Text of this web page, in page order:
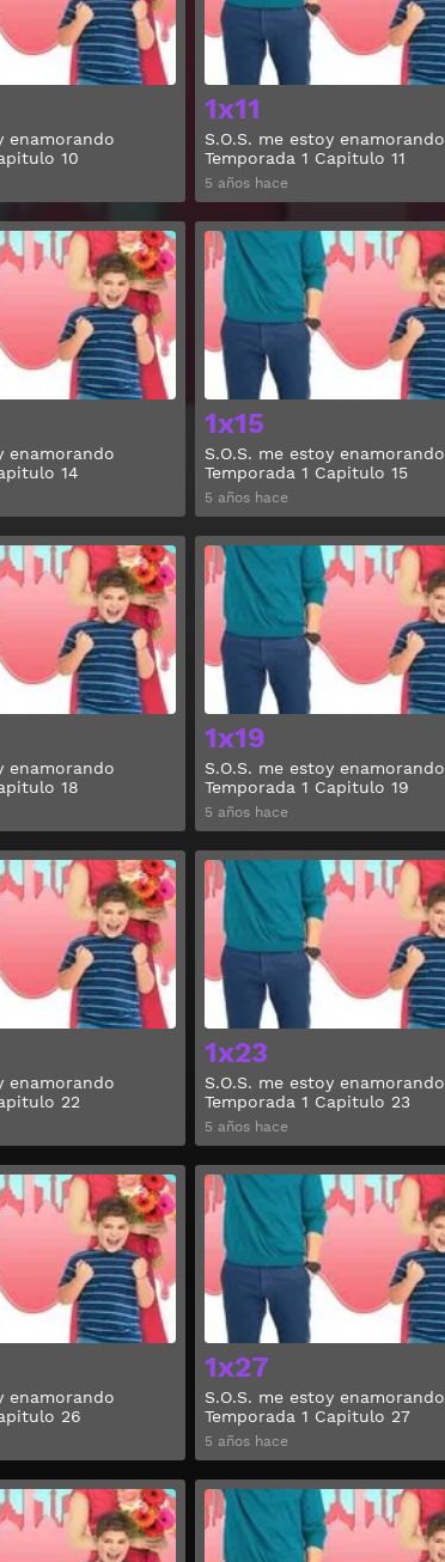
enamorando
10
1x11
S.O.S. me estoy enamorando
Temporada 1 Capitulo 11
5 años hace
enamorando
14
Ver
1x15
S.O.S. me estoy enamorando
Temporada 1 Capitulo 15
5 años hace
enamorando
18
Ver
1x19
S.O.S. me estoy enamorando
Temporada 1 Capitulo 19
5 años hace
enamorando
22
Ver
1x23
S.O.S. me estoy enamorando
Temporada 1 Capitulo 23
5 años hace
enamorando
26
Ver
1x27
S.O.S. me estoy enamorando
Temporada 1 Capitulo 27
5 años hace
Ver